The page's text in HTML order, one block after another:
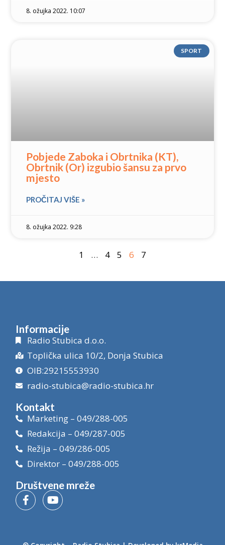
8. ožujka 2022. 10:07
SPORT
Pobjede Zaboka i Obrtnika (KT),
Obrtnik (Or) izgubio šansu za prvo
mjesto
PROČITAJ VIŠE »
8. ožujka 2022. 9:28
1 … 4 5 6 7
Informacije
Radio Stubica d.o.o.
Toplička ulica 10/2, Donja Stubica
OIB:29215553930
radio-stubica@radio-stubica.hr
Kontakt
Marketing – 049/288-005
Redakcija – 049/287-005
Režija – 049/286-005
Direktor – 049/288-005
Društvene mreže